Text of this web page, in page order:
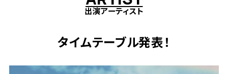
出演アーティスト
タイムテーブル発表！